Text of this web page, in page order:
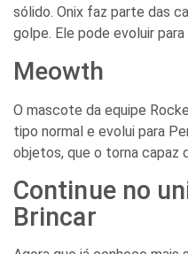
sólido. Onix faz parte das
golpe. Ele pode evoluir
Meowth
O mascote da equipe
tipo normal e evolui para
objetos, que o torna capaz
Continue no
Brincar